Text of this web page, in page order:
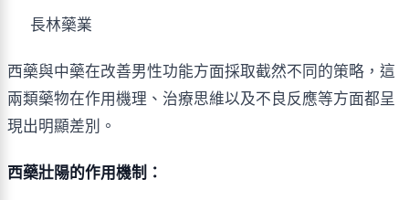
長林藥業
西藥與中藥在改善男性功能方面採取截然不同的策略，這
兩類藥物在作用機理、治療思維以及不良反應等方面都呈
現出明顯差別。
西藥壯陽的作用機制：